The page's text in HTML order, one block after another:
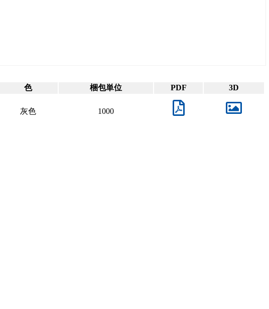
色 梱包単位 PDF 3D
灰色 1000